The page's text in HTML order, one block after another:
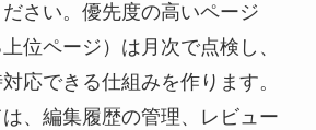
さい。優先度の高いページ
位ページ）は月次で点検し、
応できる仕組みを作ります。
、編集履歴の管理、レビュー